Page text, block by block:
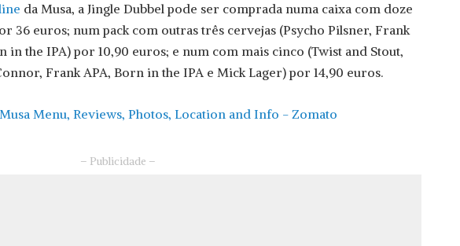
da Musa, a Jingle Dubbel pode ser comprada numa caixa com doze
36 euros; num pack com outras três cervejas (Psycho Pilsner, Frank
in the IPA) por 10,90 euros; e num com mais cinco (Twist and Stout,
Frank APA, Born in the IPA e Mick Lager) por 14,90 euros.
– Publicidade –